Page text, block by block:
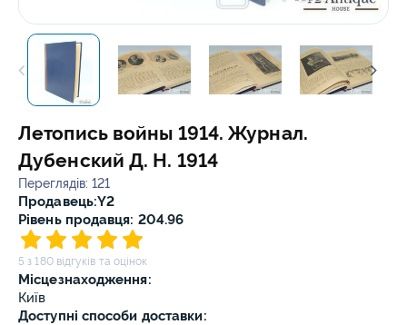
Летопись войны 1914. Журнал.
Дубенский Д. Н. 1914
Переглядів: 121
Продавець:Y2
Рівень продавця: 204.96
5 з 180 відгуків та оцінок
Місцезнаходження:
Київ
Доступні способи доставки: